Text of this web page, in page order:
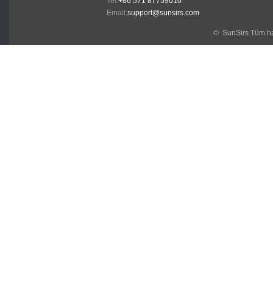
Email:support@sunsirs.com
© SunSirs Tüm